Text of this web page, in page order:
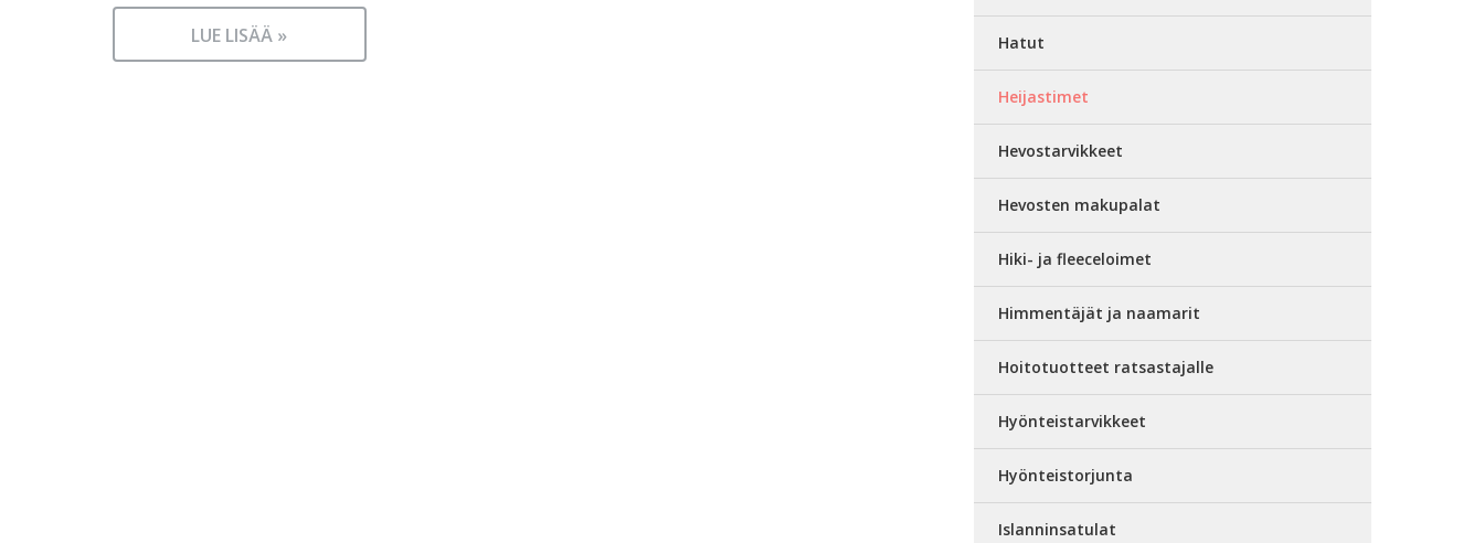
LUE LISÄÄ » Hatut
Heijastimet
Hevostarvikkeet
Hevosten makupalat
Hiki- ja fleeceloimet
Himmentäjät ja naamarit
Hoitotuotteet ratsastajalle
Hyönteistarvikkeet
Hyönteistorjunta
Islanninsatulat